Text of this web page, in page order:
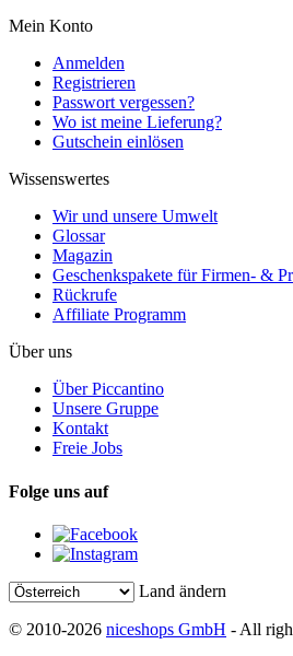
Mein Konto
Anmelden
Registrieren
Passwort vergessen?
Wo ist meine Lieferung?
Gutschein einlösen
Wissenswertes
Wir und unsere Umwelt
Glossar
Magazin
Geschenkspakete für Firmen- &
Rückrufe
Affiliate Programm
Über uns
Über Piccantino
Unsere Gruppe
Kontakt
Freie Jobs
Folge uns auf
Land ändern
© 2010-2026 niceshops GmbH - All